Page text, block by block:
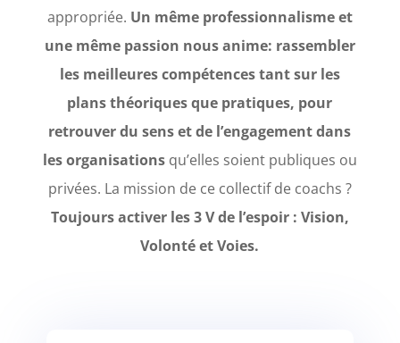
appropriée. Un même professionnalisme et
une même passion nous anime: rassembler
les meilleures compétences tant sur les
plans théoriques que pratiques, pour
retrouver du sens et de l’engagement dans
les organisationsqu’elles soient publiques ou
privées. La mission de ce collectif de coachs ?
Toujours activer les 3 V de l’espoir : Vision,
Volonté et Voies.